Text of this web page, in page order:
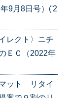
9月8日号）('2
レクト〉ニチ
ＥＣ（2022年
ット リタイ